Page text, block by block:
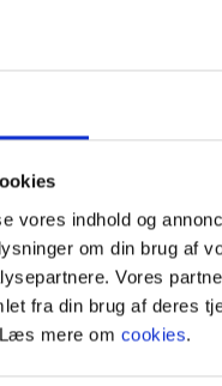
vores indhold og
om din brug af
Vores
fra din brug af deres
mere om cookies.